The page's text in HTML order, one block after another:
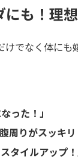
にも！理
でなく体に
った！」
周りがスッキリ
タイルアップ！